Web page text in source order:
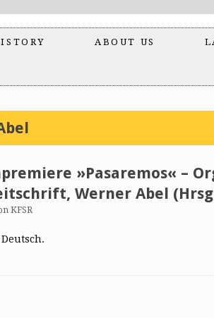
ABOUT US
»Pasaremos« –
Werner Abel
KFSR